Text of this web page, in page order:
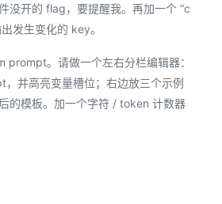
没开的 flag，要提醒我。再加一个 “c
发生变化的 key。
prompt。请做一个左右分栏编辑器：
并高亮变量槽位；右边放三个示例
的模板。加一个字符 / token 计数器